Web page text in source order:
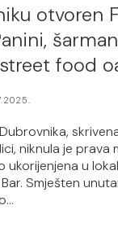
otvoren
food
niknula je prava
ukorijenjena u
Smješten